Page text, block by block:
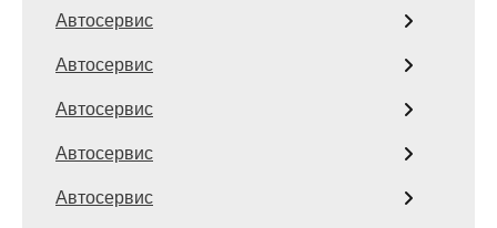
Автосервис
Автосервис
Автосервис
Автосервис
Автосервис